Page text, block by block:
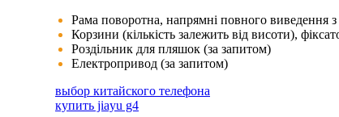
Рама поворотна, напрямні повного виведення
Корзини (кількість залежить від висоти),
Роздільник для пляшок (за запитом)
Електропривод (за запитом)
выбор китайского телефона
купить jiayu g4